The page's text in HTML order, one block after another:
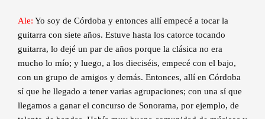
Ale: Yo soy de Córdoba y entonces allí empecé a tocar la
guitarra con siete años. Estuve hasta los catorce tocando
guitarra, lo dejé un par de años porque la clásica no era
mucho lo mío; y luego, a los dieciséis, empecé con el bajo,
con un grupo de amigos y demás. Entonces, allí en Córdoba
sí que he llegado a tener varias agrupaciones; con una sí que
llegamos a ganar el concurso de Sonorama, por ejemplo, de